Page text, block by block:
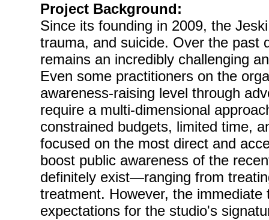
Project Background:
Since its founding in 2009, the
trauma, and suicide. Over the past
remains an incredibly challenging
Even some practitioners on the
awareness-raising level through
require a multi-dimensional
constrained budgets, limited time,
focused on the most direct and
boost public awareness of the
definitely exist—ranging from
treatment. However, the
expectations for the studio's